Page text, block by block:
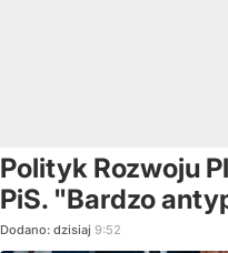
Polityk Rozwoju
PiS. "Bardzo
Dodano: dzisiaj 9:52